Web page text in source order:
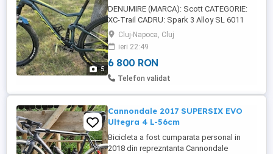
5
DENUMIRE (MARCA): Scott CATEGORIE:
XC-Trail CADRU: Spark 3 Alloy SL 6011
custom butted Hydroformed tubes
tapered Headtube BB92 Boost 12x148mm
2.6 tire compatible FURCA: FOX 32 Float
Rhythm Grip 3 3-Modes 15x110mm QR
axle tapered steerer 44mm offset Reb.
Cluj-Napoca, Cluj
ieri 22:49
6 800 RON
Telefon validat
Cannondale 2017 SUPERSIX EVO
Ultegra 4 L-56cm
Bicicleta a fost cumparata personal in
2018 din reprezntanta Cannondale